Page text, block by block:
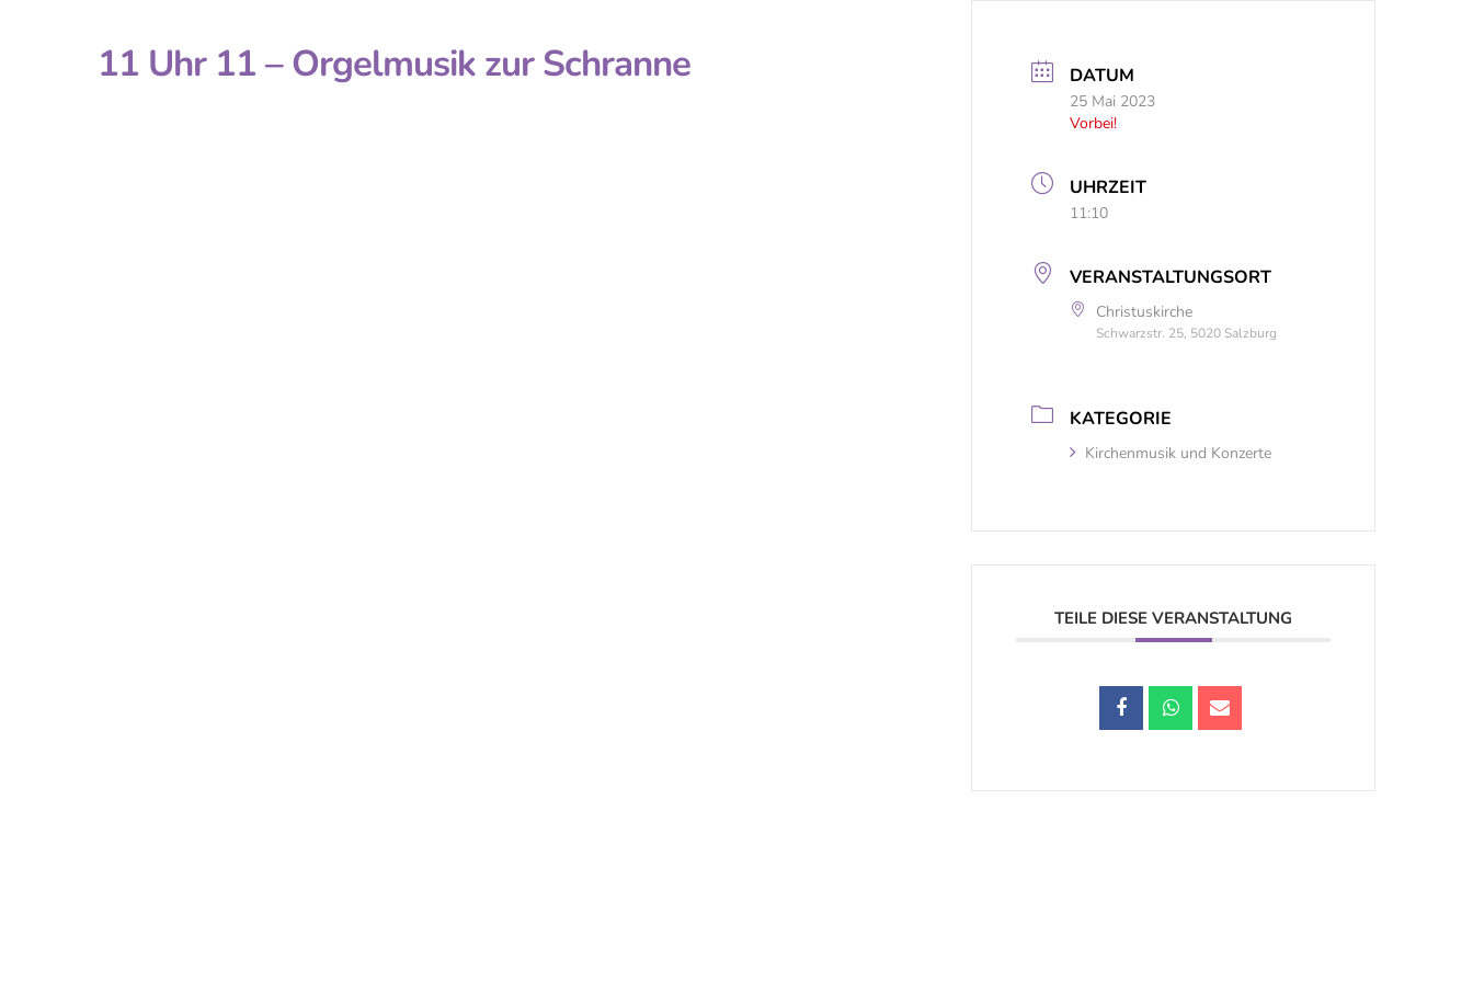
11 Uhr 11 – Orgelmusik zur Schranne DATUM
25 Mai 2023
Vorbei!
UHRZEIT
11:10
VERANSTALTUNGSORT
Christuskirche
Schwarzstr. 25, 5020 Salzburg
KATEGORIE
Kirchenmusik und Konzerte
TEILE DIESE VERANSTALTUNG